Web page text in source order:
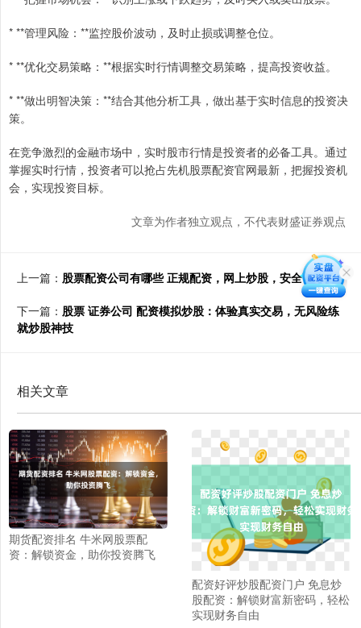
* **管理风险：**监控股价波动，及时止损或调整仓位。
* **优化交易策略：**根据实时行情调整交易策略，提高投资收益。
* **做出明智决策：**结合其他分析工具，做出基于实时信息的投资决
策。
在竞争激烈的金融市场中，实时股市行情是投资者的必备工具。通过
掌握实时行情，投资者可以抢占先机股票配资官网最新，把握投资机
会，实现投资目标。
文章为作者独立观点，不代表财盛证券观点
上一篇： 股票配资公司有哪些 正规配资，网上炒股，安全可靠
下一篇： 股票 证券公司 配资模拟炒股：体验真实交易，无风险练
就炒股神技
相关文章
期货配资排名 牛米网股票配
资：解锁资金，助你投资腾飞
配资好评炒股配资门户 免息炒
股配资：解锁财富新密码，轻松
实现财务自由